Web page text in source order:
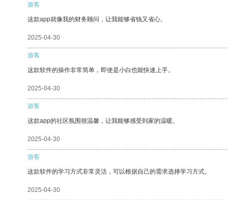
游客
这款app就像我的财务顾问，让我能够省钱又省心。
2025-04-30
游客
这款软件的操作非常简单，即使是小白也能快速上手。
2025-04-30
游客
这款app的社区氛围很温馨，让我能够感受到家的温暖。
2025-04-30
游客
这款软件的学习方式非常灵活，可以根据自己的需求选择学习方式。
2025-04-30